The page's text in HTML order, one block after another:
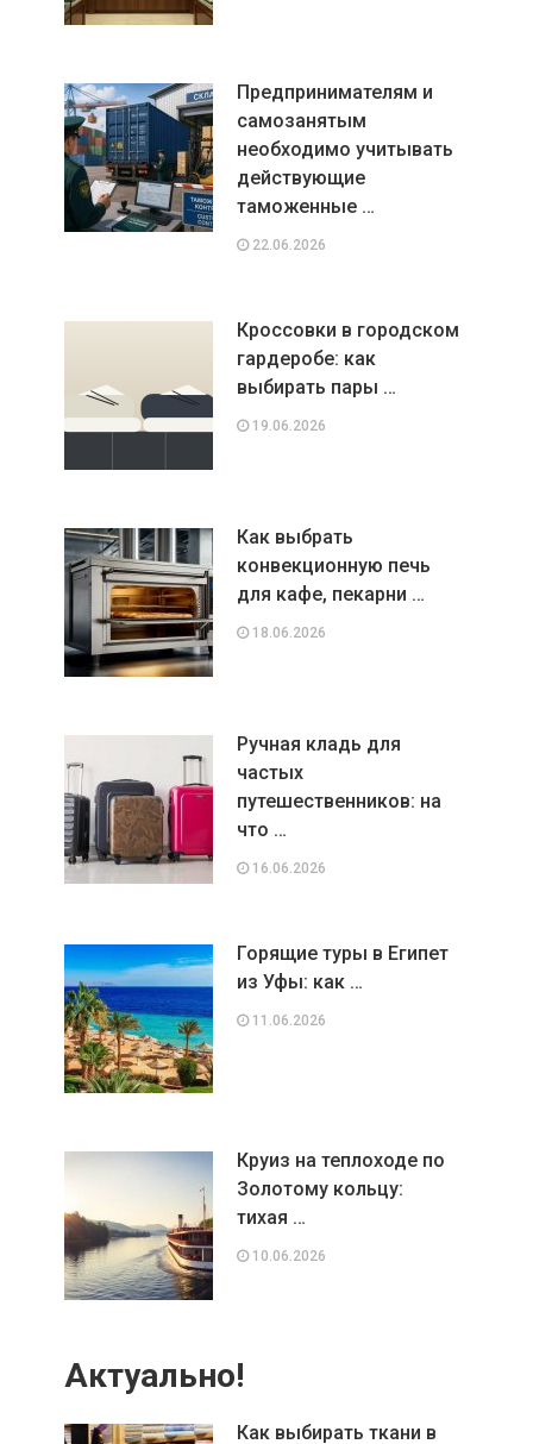
Предпринимателям и
самозанятым
необходимо учитывать
действующие
таможенные …
22.06.2026
Кроссовки в городском
гардеробе: как
выбирать пары …
19.06.2026
Как выбрать
конвекционную печь
для кафе, пекарни …
18.06.2026
Ручная кладь для
частых
путешественников: на
что …
16.06.2026
Горящие туры в Египет
из Уфы: как …
11.06.2026
Круиз на теплоходе по
Золотому кольцу:
тихая …
10.06.2026
Актуально!
Как выбирать ткани в